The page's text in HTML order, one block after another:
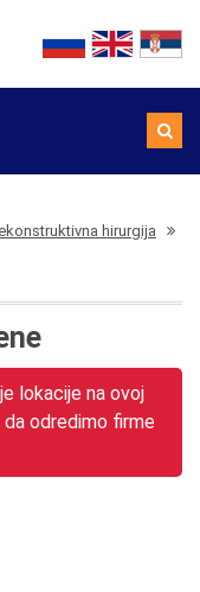
hirurgija
lokacije na ovoj
odredimo firme